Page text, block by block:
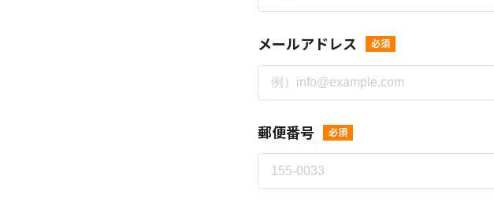
メールアドレス 必須
郵便番号 必須